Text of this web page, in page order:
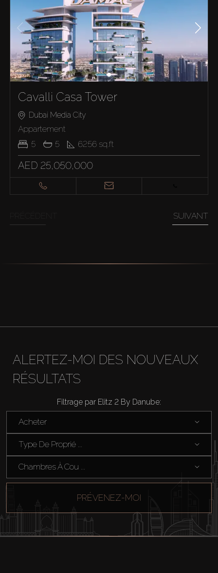
Cavalli Casa Tower
Dubai Media City
Appartement
5
5 6256 sq.ft
AED 25,050,000
SUIVANT
ALERTEZ-MOI DES NOUVEAUX
RÉSULTATS
Filtrage par Elitz 2 By Danube:
Acheter
Type De Proprié ...
Chambres À Cou ...
PRÉVENEZ-MOI